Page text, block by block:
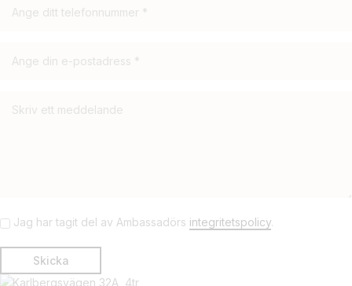
Jag har tagit del av Ambassadörs integritetspolicy.